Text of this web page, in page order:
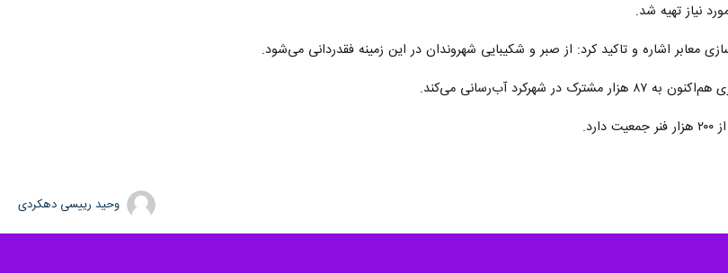
نیاز تهیه شد.
معابر اشاره و تاکید کرد: از صبر و شکیبایی شهروندان در این زمینه فقدردانی می‌شود.
آب‌رسانی می‌کند.
وحید رییسی دهکردی